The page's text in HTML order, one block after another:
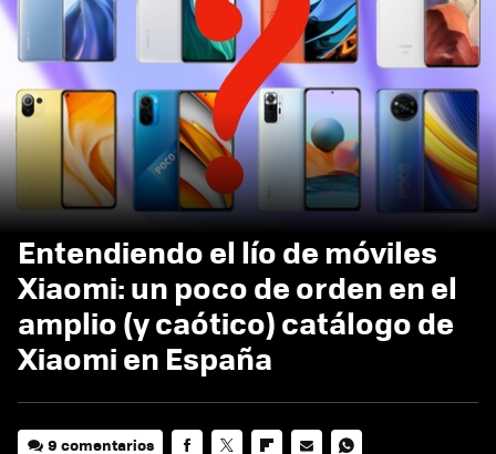
Entendiendo el lío de móviles
Xiaomi: un poco de orden en el
amplio (y caótico) catálogo de
Xiaomi en España
9 comentarios